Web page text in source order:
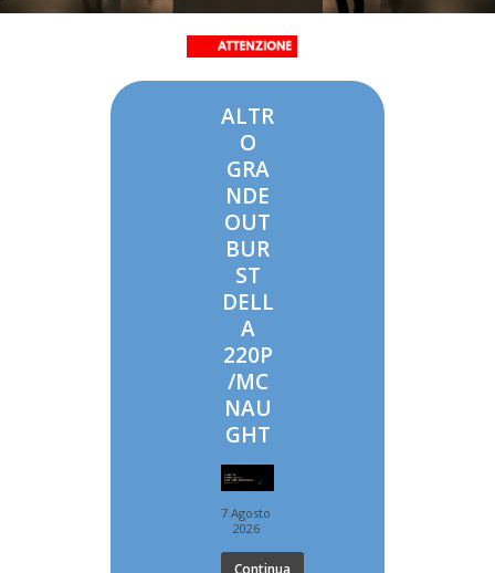
ALTR
O
GRA
NDE
OUT
BUR
ST
DELL
A
220P
/MC
NAU
GHT
7 Agosto
2026
Continua